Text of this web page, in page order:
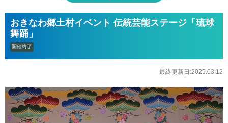
おきなわ郷土村イベント 伝統芸能ステージ「琉球
舞踊」
開催終了
最終更新日:2025.03.12